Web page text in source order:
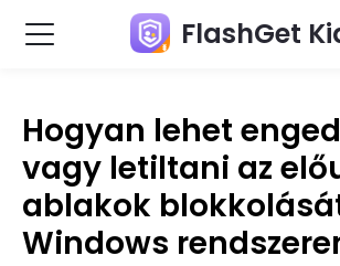
FlashGet
Hogyan lehet
vagy letiltani az
ablakok
Windows